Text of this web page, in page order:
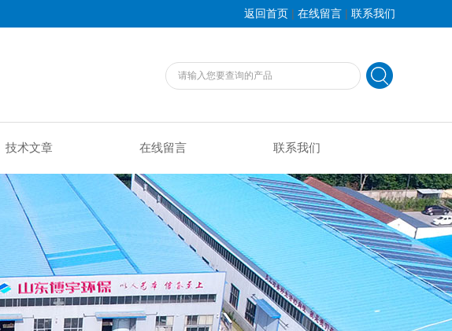
返回首页 | 在线留言 | 联系我们
技术文章 在线留言 联系我们